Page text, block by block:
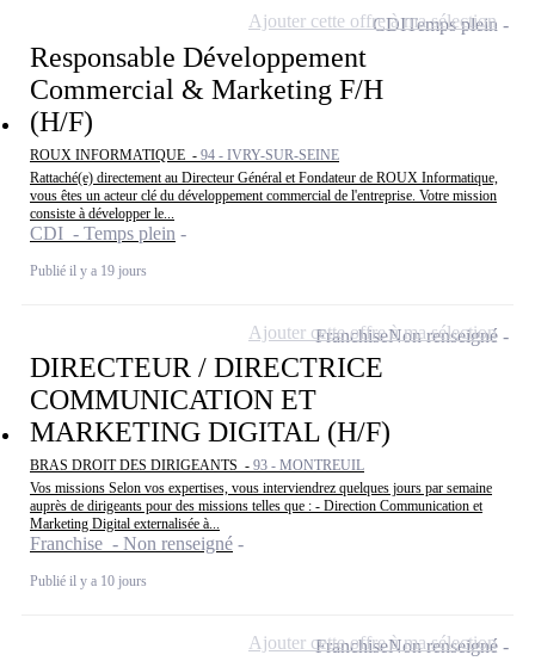
Responsable Développement
Commercial & Marketing F/H
(H/F)
ROUX INFORMATIQUE - 94 - IVRY-SUR-SEINE
Rattaché(e) directement au Directeur Général et Fondateur de ROUX Informatique,
vous êtes un acteur clé du développement commercial de l'entreprise. Votre mission
consiste à développer le...
CDI - Temps plein
Publié il y a 19 jours
CDITemps plein
Ajouter cette offre à ma sélection
DIRECTEUR / DIRECTRICE
COMMUNICATION ET
MARKETING DIGITAL (H/F)
BRAS DROIT DES DIRIGEANTS - 93 - MONTREUIL
Vos missions Selon vos expertises, vous interviendrez quelques jours par semaine
auprès de dirigeants pour des missions telles que : - Direction Communication et
Marketing Digital externalisée à...
Franchise - Non renseigné
Publié il y a 10 jours
FranchiseNon renseigné
Ajouter cette offre à ma sélection
FranchiseNon renseigné
Ajouter cette offre à ma sélection